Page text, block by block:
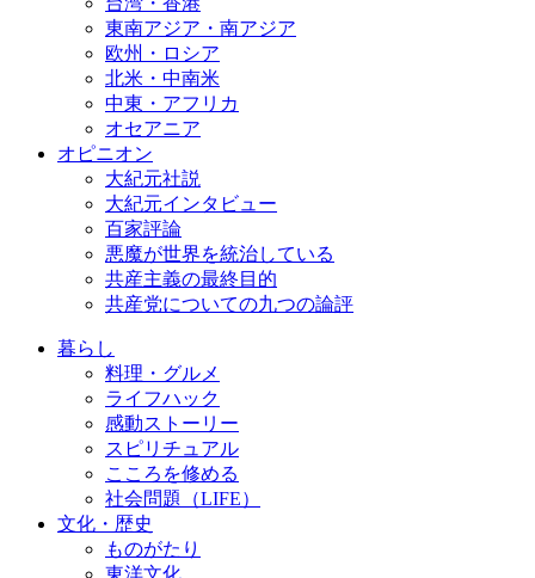
東南アジア・南アジア
欧州・ロシア
北米・中南米
中東・アフリカ
オセアニア
オピニオン
大紀元社説
大紀元インタビュー
百家評論
悪魔が世界を統治している
共産主義の最終目的
共産党についての九つの論評
暮らし
料理・グルメ
ライフハック
感動ストーリー
スピリチュアル
こころを修める
社会問題（LIFE）
文化・歴史
ものがたり